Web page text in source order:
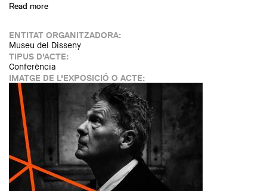
Read more
ENTITAT ORGANITZADORA:
Museu del Disseny
TIPUS D'ACTE:
Conferència
IMATGE DE L'EXPOSICIÓ O ACTE: